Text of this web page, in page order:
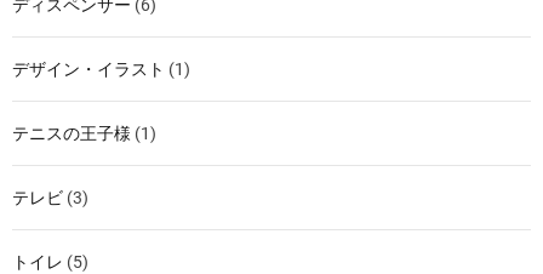
ディスペンサー (6)
デザイン・イラスト (1)
テニスの王子様 (1)
テレビ (3)
トイレ (5)